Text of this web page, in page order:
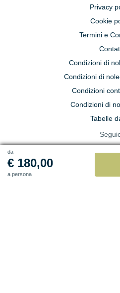
da
€ 180,00
a persona
Privacy
Cookie
Termini e
Condizioni di
Condizioni di
Condizioni
Condizioni di
Tabelle